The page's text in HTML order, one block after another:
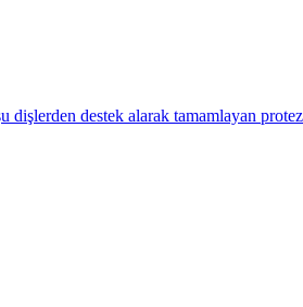
destek alarak tamamlayan protez